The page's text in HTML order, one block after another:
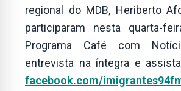
regional do MDB, Heriberto
participaram nesta quarta-
Programa Café com
entrevista na íntegra e
facebook.com/